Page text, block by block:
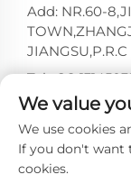
Add: NR.60-
JIANGSU,P.R.C
Tel:+86-
E-mail: [email
Drepturi de
We value
We use cookies
If you don't want
cookies.